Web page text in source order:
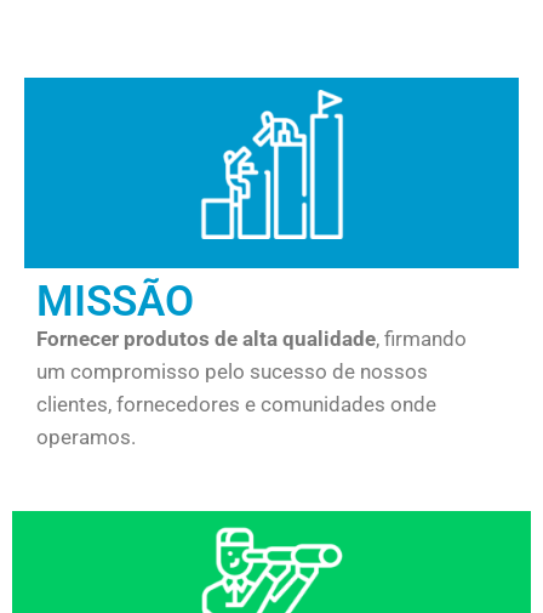
MISSÃO
Fornecer produtos de alta qualidade, firmando
um compromisso pelo sucesso de nossos
clientes, fornecedores e comunidades onde
operamos.